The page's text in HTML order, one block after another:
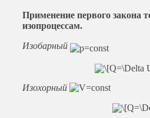
Применение первого закона
изопроцессам.
Изобарный
Изохорный